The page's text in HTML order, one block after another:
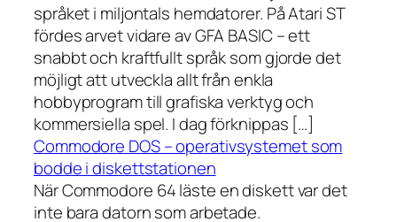
språket i miljontals hemdatorer. På Atari ST
fördes arvet vidare av GFA BASIC – ett
snabbt och kraftfullt språk som gjorde det
möjligt att utveckla allt från enkla
hobbyprogram till grafiska verktyg och
kommersiella spel. I dag förknippas […]
Commodore DOS – operativsystemet som
bodde i diskettstationen
När Commodore 64 läste en diskett var det
inte bara datorn som arbetade.